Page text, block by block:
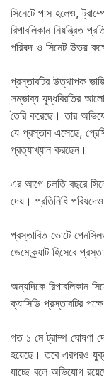
সিনেটে পাস হলেও,
রিপাবলিকান নিয়ন্ত্রিত
পরিষদ ও সিনেট উভয়
প্রস্তাবটির উত্থাপক
সম্ভাব্য যুদ্ধবিরতির
তৈরি করেছে। তার
যে প্রস্তাব এসেছে,
প্রত্যাখ্যান করছেন।
এর আগে চলতি বছরে
দেয়। প্রতিনিধি
প্রস্তাবিত ভোটে
ডেমোক্র্যাট হিসেবে
অন্যদিকে রিপাবলিকান
ক্যাসিডি প্রস্তাবটির
গত ১ মে ট্রাম্প ঘোষণা
হয়েছে। তবে এরপরও
যাচ্ছে বলে অভিযোগ